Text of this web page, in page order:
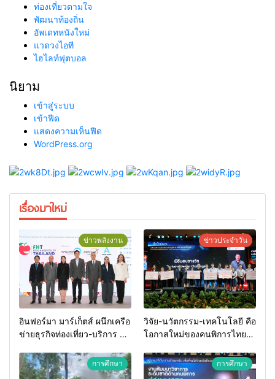
ท่องเที่ยวตามใจ
พัฒนาท้องถิ่น
อัพเดทหนังใหม่
แวดวงไอที
ไฮไลท์ฟุตบอล
นิยาม
เข้าสู่ระบบ
เข้าฟีด
แสดงความเห็นฟีด
WordPress.org
เรื่องมาใหม่
ข่าวพลังงาน
อินฟอร์มา มาร์เก็ตส์ ผนึกเครือ
ข่ายธุรกิจท่องเที่ยว-บริการ จัด
2026 เชื่อม 4 งานใหญ่ สร้าง
โอกาสธุรกิจครบวงจร ด้วย
ข่าวประจำวัน
วิจัย-นวัตกรรม-เทคโนโลยี คือ
โอกาสใหม่ของคนพิการไทย
ประเทศ
การศึกษา การศึกษา